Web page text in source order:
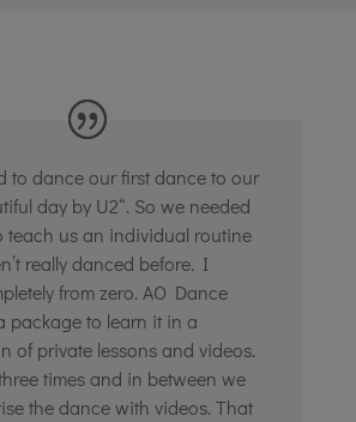
to dance our first dance to our
day by U2“. So we needed
teach us an individual routine
really danced before. I
from zero. AO Dance
package to learn it in a
of private lessons and videos.
times and in between we
the dance with videos. That